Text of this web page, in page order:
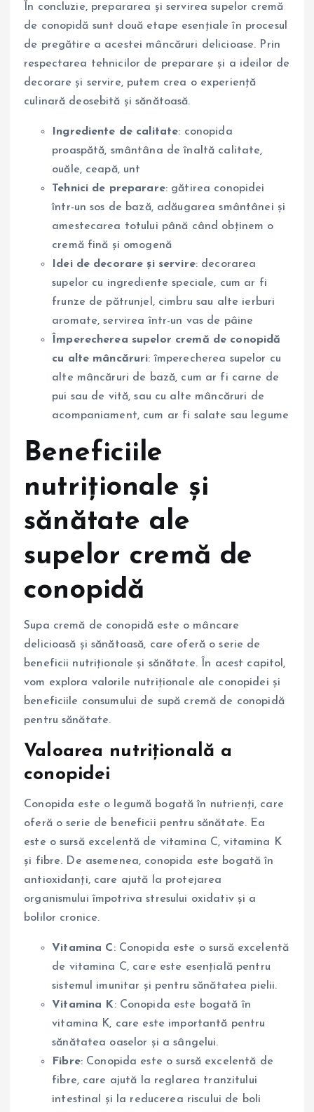
În concluzie, prepararea și servirea supelor cremă
de conopidă sunt două etape esențiale în procesul
de pregătire a acestei mâncăruri delicioase. Prin
respectarea tehnicilor de preparare și a ideilor de
decorare și servire, putem crea o experiență
culinară deosebită și sănătoasă.
Ingrediente de calitate: conopida
proaspătă, smântâna de înaltă calitate,
ouăle, ceapă, unt
Tehnici de preparare: gătirea conopidei
într-un sos de bază, adăugarea smântânei și
amestecarea totului până când obținem o
cremă fină și omogenă
Idei de decorare și servire: decorarea
supelor cu ingrediente speciale, cum ar fi
frunze de pătrunjel, cimbru sau alte ierburi
aromate, servirea într-un vas de pâine
Împerecherea supelor cremă de conopidă
cu alte mâncăruri: împerecherea supelor cu
alte mâncăruri de bază, cum ar fi carne de
pui sau de vită, sau cu alte mâncăruri de
acompaniament, cum ar fi salate sau legume
Beneficiile
nutriționale și
sănătate ale
supelor cremă de
conopidă
Supa cremă de conopidă este o mâncare
delicioasă și sănătoasă, care oferă o serie de
beneficii nutriționale și sănătate. În acest capitol,
vom explora valorile nutriționale ale conopidei și
beneficiile consumului de supă cremă de conopidă
pentru sănătate.
Valoarea nutrițională a
conopidei
Conopida este o legumă bogată în nutrienți, care
oferă o serie de beneficii pentru sănătate. Ea
este o sursă excelentă de vitamina C, vitamina K
și fibre. De asemenea, conopida este bogată în
antioxidanți, care ajută la protejarea
organismului împotriva stresului oxidativ și a
bolilor cronice.
Vitamina C: Conopida este o sursă excelentă
de vitamina C, care este esențială pentru
sistemul imunitar și pentru sănătatea pielii.
Vitamina K: Conopida este bogată în
vitamina K, care este importantă pentru
sănătatea oaselor și a sângelui.
Fibre: Conopida este o sursă excelentă de
fibre, care ajută la reglarea tranzitului
intestinal și la reducerea riscului de boli